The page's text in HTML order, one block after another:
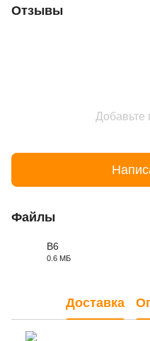
Отзывы
Добавьте
Файлы
B6
0.6 МБ
Доставка